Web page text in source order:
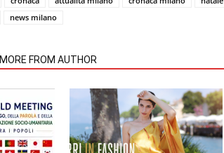
news milano
MORE FROM AUTHOR